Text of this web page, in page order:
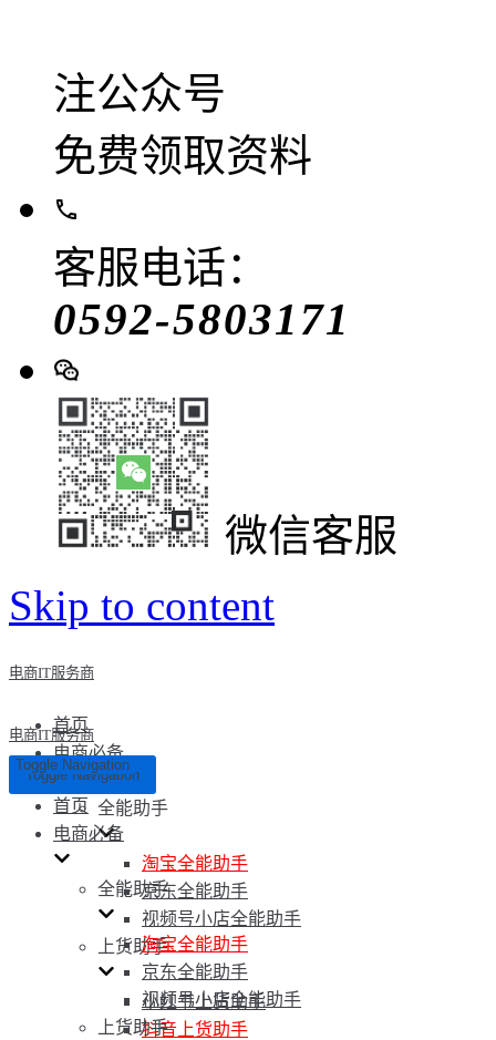
注公众号
免费领取资料
客服电话：
0592-5803171
微信客服
Skip to content
电商IT服务商
首页
电商必备
全能助手
淘宝全能助手
京东全能助手
视频号小店全能助手
上货助手
小红书上货助手
抖音上货助手
电商IT服务商
Toggle Navigation
Toggle Navigation
首页
电商必备
全能助手
淘宝全能助手
京东全能助手
视频号小店全能助手
上货助手